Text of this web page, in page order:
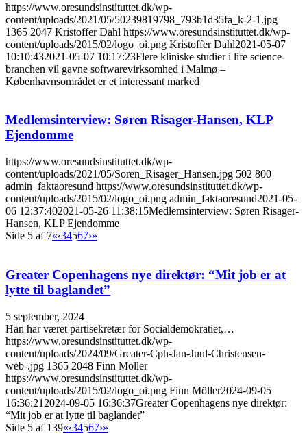
https://www.oresundsinstituttet.dk/wp-
content/uploads/2021/05/50239819798_793b1d35fa_k-2-1.jpg
1365 2047 Kristoffer Dahl https://www.oresundsinstituttet.dk/wp-
content/uploads/2015/02/logo_oi.png Kristoffer Dahl2021-05-07
10:10:432021-05-07 10:17:23Flere kliniske studier i life science-
branchen vil gavne softwarevirksomhed i Malmø –
Københavnsområdet er et interessant marked
Medlemsinterview: Søren Risager-Hansen, KLP
Ejendomme
https://www.oresundsinstituttet.dk/wp-
content/uploads/2021/05/Soren_Risager_Hansen.jpg 502 800
admin_faktaoresund https://www.oresundsinstituttet.dk/wp-
content/uploads/2015/02/logo_oi.png admin_faktaoresund2021-05-
06 12:37:402021-05-26 11:38:15Medlemsinterview: Søren Risager-
Hansen, KLP Ejendomme
Side 5 af 7«‹34567›»
Greater Copenhagens nye direktør: “Mit job er at
lytte til baglandet”
5 september, 2024
Han har været partisekretær for Socialdemokratiet,…
https://www.oresundsinstituttet.dk/wp-
content/uploads/2024/09/Greater-Cph-Jan-Juul-Christensen-
web-.jpg 1365 2048 Finn Möller
https://www.oresundsinstituttet.dk/wp-
content/uploads/2015/02/logo_oi.png Finn Möller2024-09-05
16:36:21 2024-09-05 16:36:37Greater Copenhagens nye direktør:
“Mit job er at lytte til baglandet”
Side 5 af 139«‹34567›»